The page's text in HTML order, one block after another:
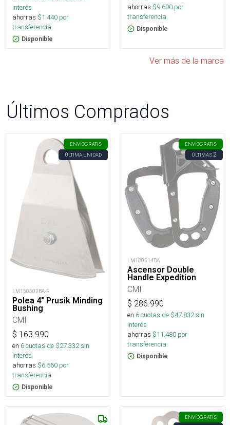
interés
ahorras $1.440 por
transferencia.
Disponible
ahorras $9.600 por
transferencia.
Disponible
Ver más de la marca
Últimos Comprados
ENVÍOGRATIS
ÚLTIMA UNIDAD
LM150502BA-R
Polea 4" Prusik Minding
Bushing
CMI
$ 163.990
en 6cuotas de $27.332sin
interés
ahorras $6.560 por
transferencia.
Disponible
ENVÍOGRATIS
ÚLTIMAS2
LM180514BA
Ascensor Double
Handle Expedition
CMI
$ 286.990
en 6cuotas de $47.832sin
interés
ahorras $11.480 por
transferencia.
Disponible
ENVÍOGRATIS